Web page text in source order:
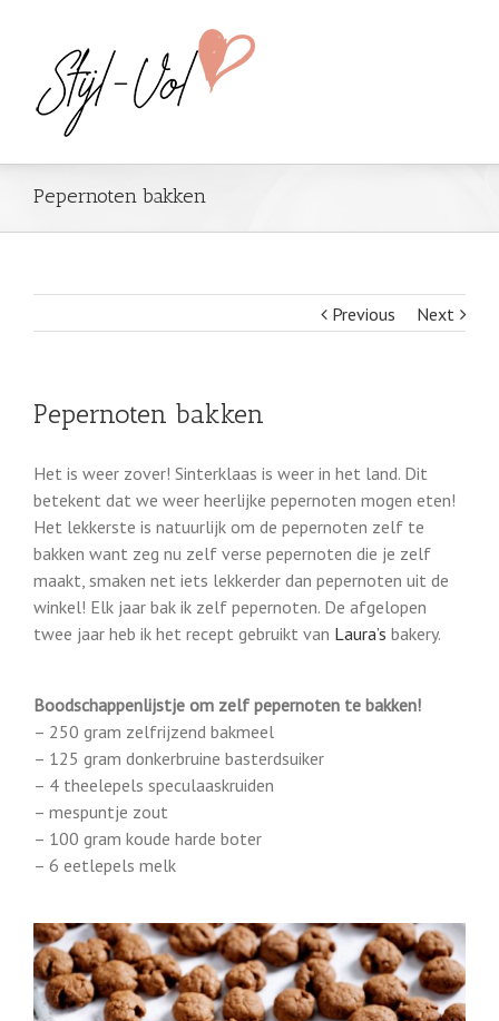
Pepernoten bakken
Previous Next
Pepernoten bakken
Het is weer zover! Sinterklaas is weer in het land. Dit
betekent dat we weer heerlijke pepernoten mogen eten!
Het lekkerste is natuurlijk om de pepernoten zelf te
bakken want zeg nu zelf verse pepernoten die je zelf
maakt, smaken net iets lekkerder dan pepernoten uit de
winkel! Elk jaar bak ik zelf pepernoten. De afgelopen
twee jaar heb ik het recept gebruikt van Laura’s bakery.
Boodschappenlijstje om zelf pepernoten te bakken!
– 250 gram zelfrijzend bakmeel
– 125 gram donkerbruine basterdsuiker
– 4 theelepels speculaaskruiden
– mespuntje zout
– 100 gram koude harde boter
– 6 eetlepels melk